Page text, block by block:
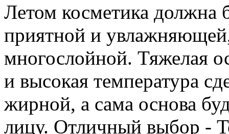
Летом косметика должна
приятной и
многослойной. Тяжелая
и высокая температура
жирной, а сама основа
лицу. Отличный выбор -